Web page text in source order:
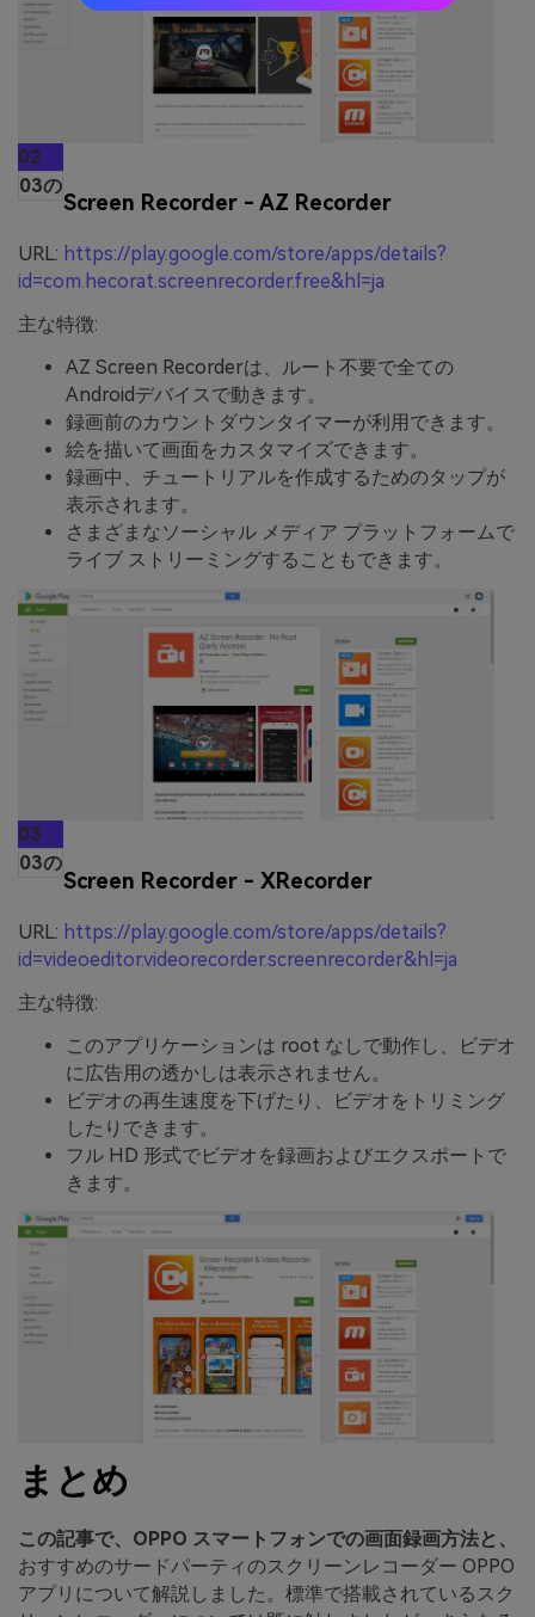
02
03の
Screen Recorder - AZ Recorder
URL: https://play.google.com/store/apps/details?
id=com.hecorat.screenrecorder.free&hl=ja
主な特徴:
AZ Screen Recorderは、ルート不要で全ての
Androidデバイスで動きます。
録画前のカウントダウンタイマーが利用できます。
絵を描いて画面をカスタマイズできます。
録画中、チュートリアルを作成するためのタップが
表示されます。
さまざまなソーシャル メディア プラットフォームで
ライブ ストリーミングすることもできます。
03
03の
Screen Recorder - XRecorder
URL: https://play.google.com/store/apps/details?
id=videoeditor.videorecorder.screenrecorder&hl=ja
主な特徴:
このアプリケーションは root なしで動作し、ビデオ
に広告用の透かしは表示されません。
ビデオの再生速度を下げたり、ビデオをトリミング
したりできます。
フル HD 形式でビデオを録画およびエクスポートで
きます。
まとめ
この記事で、OPPO スマートフォンでの画面録画方法と、
おすすめのサードパーティのスクリーンレコーダー OPPO
アプリについて解説しました。標準で搭載されているスク